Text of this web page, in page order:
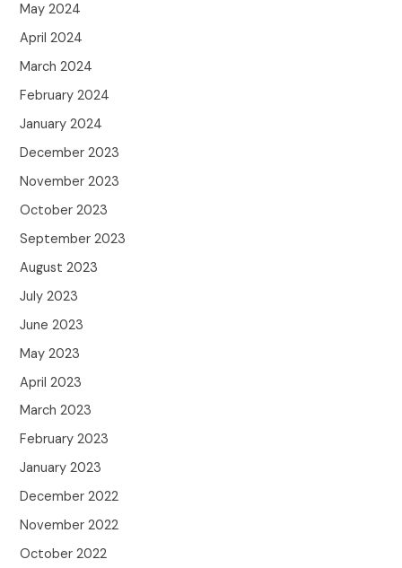
May 2024
April 2024
March 2024
February 2024
January 2024
December 2023
November 2023
October 2023
September 2023
August 2023
July 2023
June 2023
May 2023
April 2023
March 2023
February 2023
January 2023
December 2022
November 2022
October 2022